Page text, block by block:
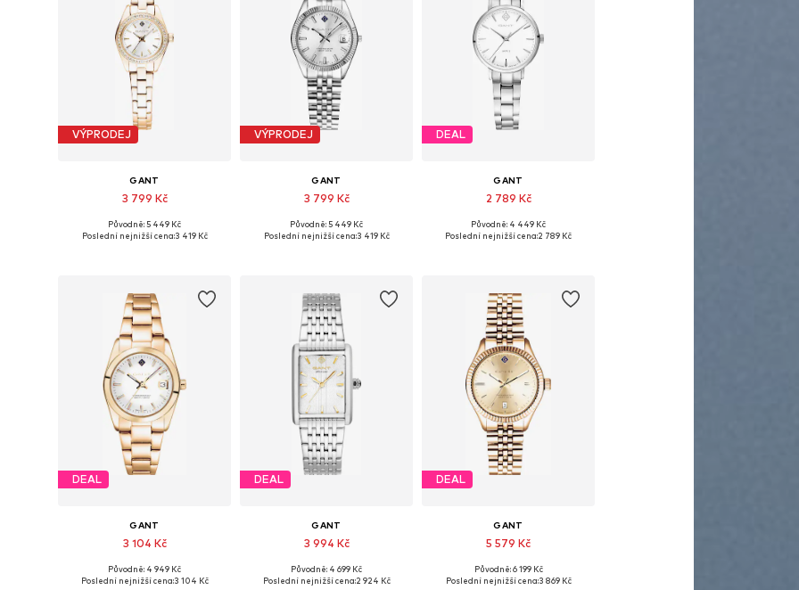
VÝPRODEJ
GANT
3 799 Kč
Dostupné velikosti: One Size
Původně: 5 449 Kč
Poslední nejnižší cena:3 419 Kč
VÝPRODEJ
GANT
3 799 Kč
Dostupné velikosti: One Size
Původně: 5 449 Kč
Poslední nejnižší cena:3 419 Kč
DEAL
GANT
2 789 Kč
Dostupné velikosti: One Size
Původně: 4 449 Kč
Poslední nejnižší cena:2 789 Kč
DEAL
GANT
3 104 Kč
Dostupné velikosti: One Size
Původně: 4 949 Kč
Poslední nejnižší cena:3 104 Kč
DEAL
GANT
3 994 Kč
Dostupné velikosti: One Size
Původně: 4 699 Kč
Poslední nejnižší cena:2 924 Kč
DEAL
GANT
5 579 Kč
Dostupné velikosti: One Size
Původně: 6 199 Kč
Poslední nejnižší cena:3 869 Kč